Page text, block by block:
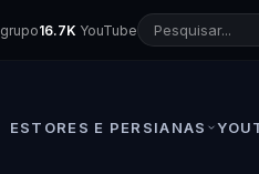
grupo16.7K YouTube
ESTORES E PERSIANAS